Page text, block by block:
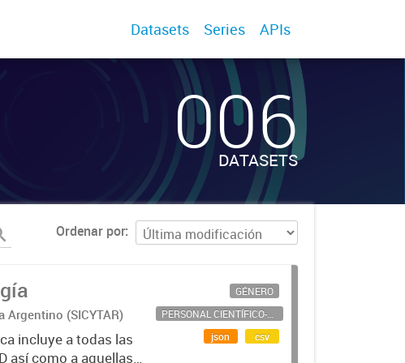
Datasets Series APIs
006
DATASETS
Ordenar por
(SICYTAR)
incluye a todas las
así como a aquellas
GÉNERO
PERSONAL CIENTÍFICO-TECNOLÓGICO
json
csv